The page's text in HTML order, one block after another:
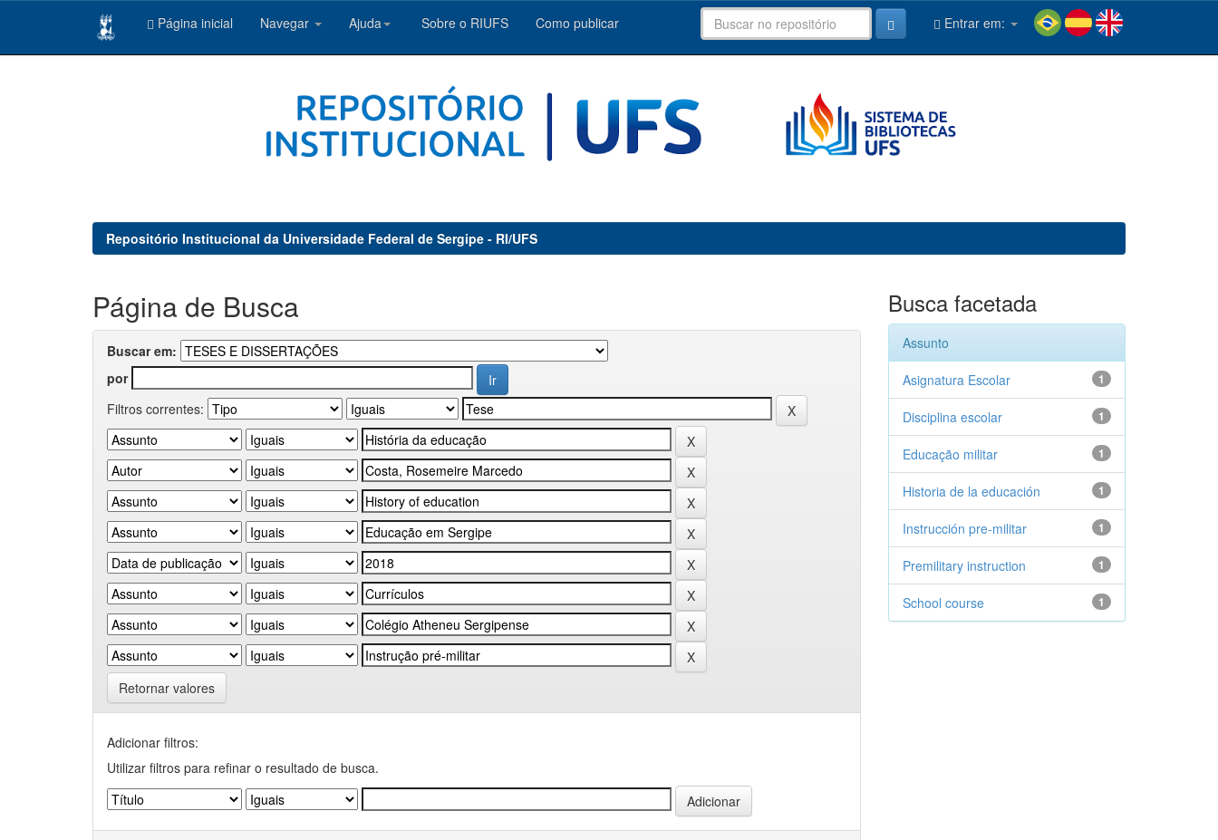
Página inicial Navegar Ajuda Sobre o RIUFS Como publicar Entrar em:
Repositório Institucional da Universidade Federal de Sergipe - RI/UFS
Página de Busca
Buscar em:
por
Filtros correntes:
Retornar valores
Adicionar filtros:
Utilizar filtros para refinar o resultado de busca.
Busca facetada
Assunto
1
Asignatura Escolar
1
Disciplina escolar
1
Educação militar
1
Historia de la educación
1
Instrucción pre-militar
1
Premilitary instruction
1
School course